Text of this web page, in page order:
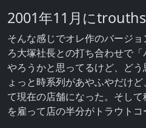
2001年11月に
そんな感じでオレ作のバージ
ろ大塚社長との打ち合わせで
やろうかと思ってるけど、ど
ょっと時系列があやふやだけ
て現在の店舗になった。そし
を雇って店の半分がトラウトコ